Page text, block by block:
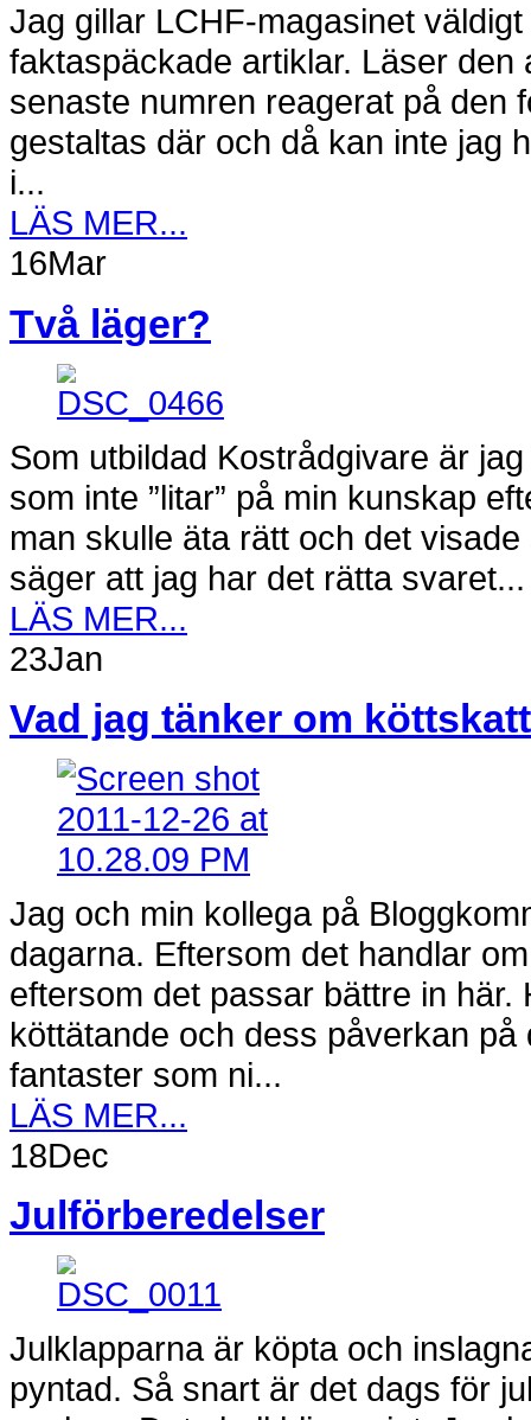
Jag gillar LCHF-magasinet
faktaspäckade artiklar. Läser
senaste numren reagerat på den
gestaltas där och då kan inte jag
i...
LÄS MER...
16Mar
Två läger?
Som utbildad Kostrådgivare är
som inte ”litar” på min kunskap
man skulle äta rätt och det
säger att jag har det rätta svaret...
LÄS MER...
23Jan
Vad jag tänker om köttskatt
Jag och min kollega på
dagarna. Eftersom det handlar
eftersom det passar bättre in
köttätande och dess påverkan
fantaster som ni...
LÄS MER...
18Dec
Julförberedelser
Julklapparna är köpta och
pyntad. Så snart är det dags för